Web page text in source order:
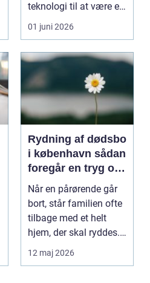
teknologi til at være et
helt almindeligt ...
01 juni 2026
Rydning af dødsbo
i københavn sådan
foregår en tryg og
effektiv proces
Når en pårørende går
bort, står familien ofte
tilbage med et helt
hjem, der skal ryddes.
Møbler, per...
12 maj 2026